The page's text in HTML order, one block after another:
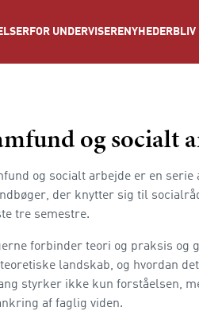
FOR UNDERVISERE NYHEDER BLIV
og socialt
og socialt arbejde er en serie
der knytter sig til
tre semestre.
forbinder teori og praksis og
landskab, og hvordan
styrker ikke kun forståelsen,
af faglig viden.